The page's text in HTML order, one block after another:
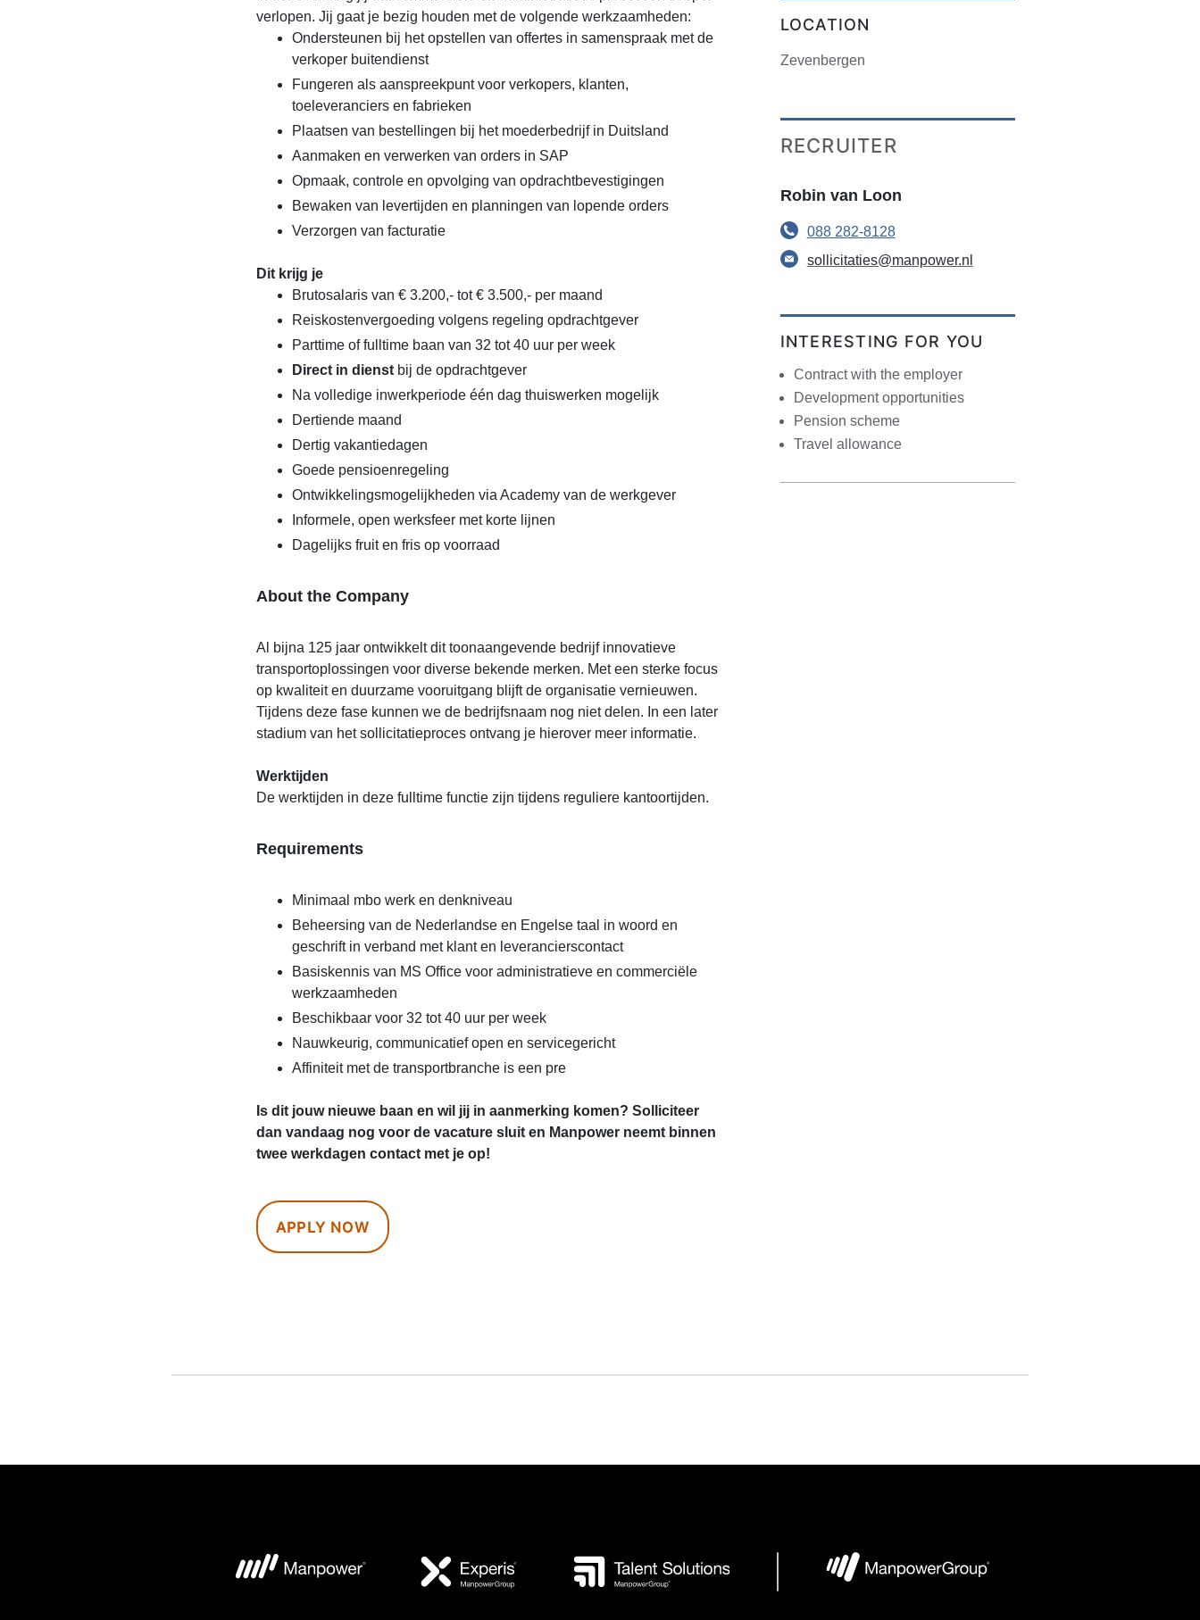
verlopen. Jij gaat je bezig houden met de volgende werkzaamheden:
Ondersteunen bij het opstellen van offertes in samenspraak met de
verkoper buitendienst
Fungeren als aanspreekpunt voor verkopers, klanten,
toeleveranciers en fabrieken
Plaatsen van bestellingen bij het moederbedrijf in Duitsland
Aanmaken en verwerken van orders in SAP
Opmaak, controle en opvolging van opdrachtbevestigingen
Bewaken van levertijden en planningen van lopende orders
Verzorgen van facturatie
Dit krijg je
Brutosalaris van € 3.200,- tot € 3.500,- per maand
Reiskostenvergoeding volgens regeling opdrachtgever
Parttime of fulltime baan van 32 tot 40 uur per week
Direct in dienstbij de opdrachtgever
Na volledige inwerkperiode één dag thuiswerken mogelijk
Dertiende maand
Dertig vakantiedagen
Goede pensioenregeling
Ontwikkelingsmogelijkheden via Academy van de werkgever
Informele, open werksfeer met korte lijnen
Dagelijks fruit en fris op voorraad
About the Company
Al bijna 125 jaar ontwikkelt dit toonaangevende bedrijf innovatieve
transportoplossingen voor diverse bekende merken. Met een sterke focus
op kwaliteit en duurzame vooruitgang blijft de organisatie vernieuwen.
Tijdens deze fase kunnen we de bedrijfsnaam nog niet delen. In een later
stadium van het sollicitatieproces ontvang je hierover meer informatie.
Werktijden
De werktijden in deze fulltime functie zijn tijdens reguliere kantoortijden.
Requirements
Minimaal mbo werk en denkniveau
Beheersing van de Nederlandse en Engelse taal in woord en
geschrift in verband met klant en leverancierscontact
Basiskennis van MS Office voor administratieve en commerciële
werkzaamheden
Beschikbaar voor 32 tot 40 uur per week
Nauwkeurig, communicatief open en servicegericht
Affiniteit met de transportbranche is een pre
Is dit jouw nieuwe baan en wil jij in aanmerking komen? Solliciteer
dan vandaag nog voor de vacature sluit en Manpower neemt binnen
twee werkdagen contact met je op!
APPLY NOW
LOCATION
Zevenbergen
RECRUITER
Robin van Loon
088 282-8128
sollicitaties@manpower.nl
INTERESTING FOR YOU
Contract with the employer
Development opportunities
Pension scheme
Travel allowance